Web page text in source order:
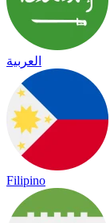
العربية
Filipino